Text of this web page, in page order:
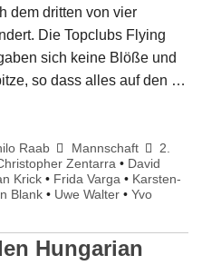
dem dritten von vier
Die Topclubs Flying
sich keine Blöße und
so dass alles auf den …
Raab Mannschaft
2.
Zentarra • David
Krick • Frida Varga • Karsten-
Blank • Uwe Walter • Yvo
Hungarian